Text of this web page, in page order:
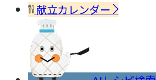
献立カレンダー